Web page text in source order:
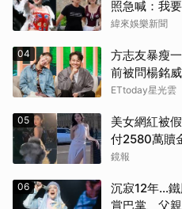
照急喊：我
緯來娛樂新聞
04
方志友暴瘦
前被問楊銘
ETtoday星光雲
05
美女網紅被
付2580萬贖
鏡報
06
沉寂12年…
賞巴掌、父